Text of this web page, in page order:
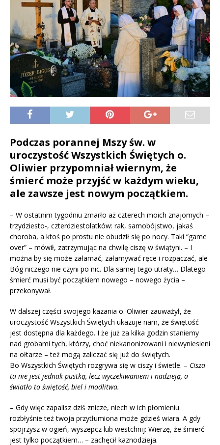
Podczas porannej Mszy św. w
uroczystość Wszystkich Świętych o.
Oliwier przypomniał wiernym, że
śmierć może przyjść w każdym wieku,
ale zawsze jest nowym początkiem.
– W ostatnim tygodniu zmarło aż czterech moich znajomych –
trzydziesto-, czterdziestolatków: rak, samobójstwo, jakaś
choroba, a ktoś po prostu nie obudził się po nocy. Taki “game
over” – mówił, zatrzymując na chwilę ciszę w świątyni. – I
można by się może załamać, załamywać ręce i rozpaczać, ale
Bóg niczego nie czyni po nic. Dla samej tego utraty… Dlatego
śmierć musi być początkiem nowego – nowego życia –
przekonywał.
W dalszej części swojego kazania o. Oliwier zauważył, że
uroczystość Wszystkich Świętych ukazuje nam, że świętość
jest dostępna dla każdego. I że już za kilka godzin staniemy
nad grobami tych, którzy, choć niekanonizowani i niewyniesieni
na ołtarze – też mogą zaliczać się już do świętych.
Bo Wszystkich Świętych rozgrywa się w ciszy i świetle. – Cisza
ta nie jest jednak pustką, lecz wyczekiwaniem i nadzieją, a
światło to świętość, biel i modlitwa.
– Gdy więc zapalisz dziś znicze, niech w ich płomieniu
rozbłyśnie też twoja przytłumiona może gdzieś wiara. A gdy
spojrzysz w ogień, wyszepcz lub westchnij: Wierzę, że śmierć
jest tylko początkiem… – zachęcił kaznodzieja.